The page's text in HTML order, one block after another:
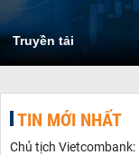
Truyền tải
TIN MỚI NHẤT
Chủ tịch